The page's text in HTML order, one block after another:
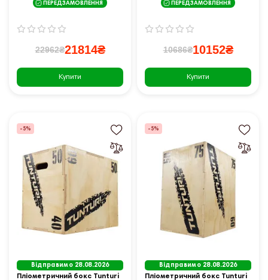
ПЕРЕДЗАМОВЛЕННЯ
22962₴21814₴
Купити
ПЕРЕДЗАМОВЛЕННЯ
10686₴10152₴
Купити
-5%
Відправимо 28.08.2026
Пліометричний бокс Tunturi
-5%
Відправимо 28.08.2026
Пліометричний бокс Tunturi